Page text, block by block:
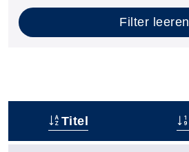
Filter leeren
Titel